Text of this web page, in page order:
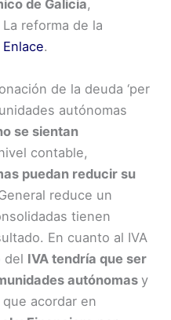
de Galicia,
reforma de la
Enlace.
de la deuda ‘per
autónomas
se sientan
contable,
puedan reducir su
reduce un
tienen
En cuanto al IVA
del IVA tendría que ser
autónomasy
acordar en